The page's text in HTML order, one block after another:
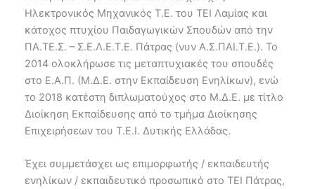
Ηλεκτρονικός Μηχανικός Τ.Ε. του ΤΕΙ Λαμίας και
κάτοχος πτυχίου Παιδαγωγικών Σπουδών από την
ΠΑ.ΤΕ.Σ. – Σ.Ε.Λ.Ε.Τ.Ε. Πάτρας (νυν Α.Σ.ΠΑΙ.Τ.Ε.). Το
2014 ολοκλήρωσε τις μεταπτυχιακές του σπουδές
στο Ε.Α.Π. (Μ.Δ.Ε. στην Εκπαίδευση Ενηλίκων), ενώ
το 2018 κατέστη διπλωματούχος στο Μ.Δ.Ε. με τίτλο
Διοίκηση Εκπαίδευσης από το τμήμα Διοίκησης
Επιχειρήσεων του Τ.Ε.Ι. Δυτικής Ελλάδας.
Έχει συμμετάσχει ως επιμορφωτής / εκπαιδευτής
ενηλίκων / εκπαιδευτικό προσωπικό στο ΤΕΙ Πάτρας,